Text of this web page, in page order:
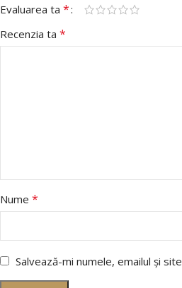
Evaluarea ta *
Recenzia ta *
Nume *
Salvează-mi numele, emailul și